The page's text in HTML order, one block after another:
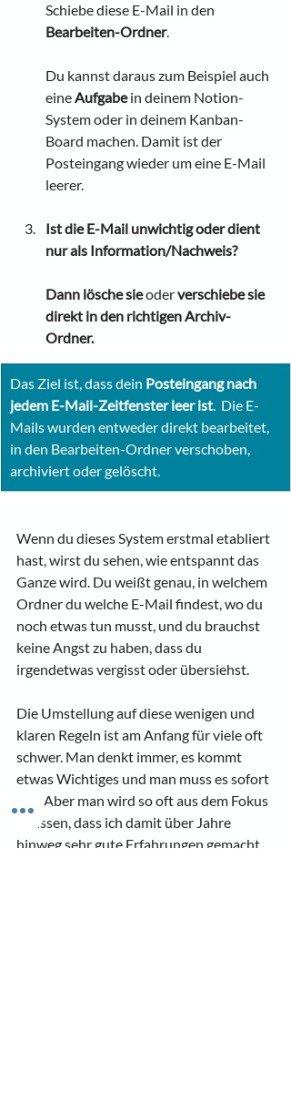
Schiebe diese E-Mail in den
Bearbeiten-Ordner.
Du kannst daraus zum Beispiel auch
eine Aufgabe in deinem Notion-
System oder in deinem Kanban-
Board machen. Damit ist der
Posteingang wieder um eine E-Mail
leerer.
Ist die E-Mail unwichtig oder dient
nur als Information/Nachweis?
Dann lösche sie oder verschiebe sie
direkt in den richtigen Archiv-
Ordner.
Das Ziel ist, dass dein Posteingang nach
jedem E-Mail-Zeitfenster leer ist.  Die E-
Mails wurden entweder direkt bearbeitet,
in den Bearbeiten-Ordner verschoben,
archiviert oder gelöscht.
Wenn du dieses System erstmal etabliert
hast, wirst du sehen, wie entspannt das
Ganze wird. Du weißt genau, in welchem
Ordner du welche E-Mail findest, wo du
noch etwas tun musst, und du brauchst
keine Angst zu haben, dass du
irgendetwas vergisst oder übersiehst.
Die Umstellung auf diese wenigen und
klaren Regeln ist am Anfang für viele oft
schwer. Man denkt immer, es kommt
etwas Wichtiges und man muss es sofort
tun. Aber man wird so oft aus dem Fokus
gerissen, dass ich damit über Jahre
hinweg sehr gute Erfahrungen gemacht